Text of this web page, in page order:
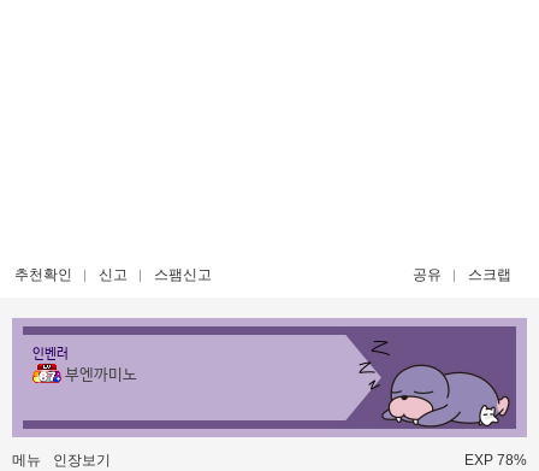
추천확인 신고 스팸신고 공유 스크랩
인벤러
부엔까미노
메뉴 인장보기 EXP 78%